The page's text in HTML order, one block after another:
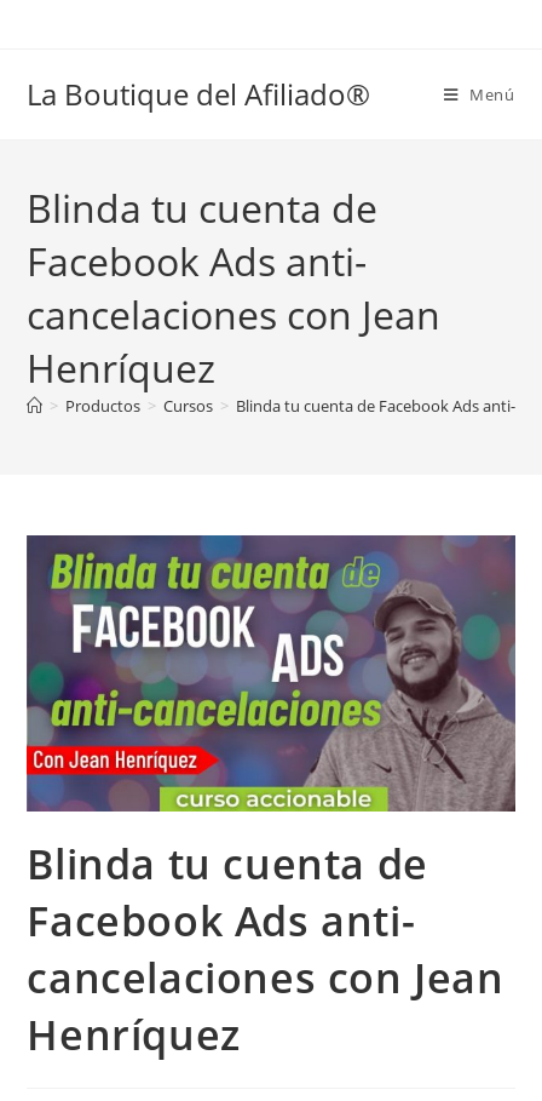
La Boutique del Afiliado® Menú
Blinda tu cuenta de
Facebook Ads anti-
cancelaciones con Jean
Henríquez
> Productos > Cursos > Blinda tu cuenta de Facebook Ads anti-
Blinda tu cuenta de
Facebook Ads anti-
cancelaciones con Jean
Henríquez